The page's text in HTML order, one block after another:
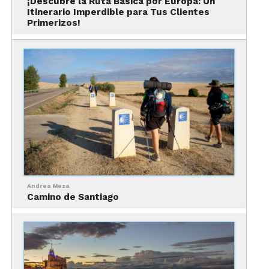
La entrada tiene un costo de 15 euros. Ofrece
también un horario gratuito, de lunes a sábado de
18:00 a 20:00, y domingos y festivos de 17:00 a
19:00 horas.
Los museos que tienes que
conocer en Madrid:
Thyssen-Bornemisza
Itinerario Imperdible para Tus Clientes
Primerizos!
Andrea Meza
Camino de Santiago